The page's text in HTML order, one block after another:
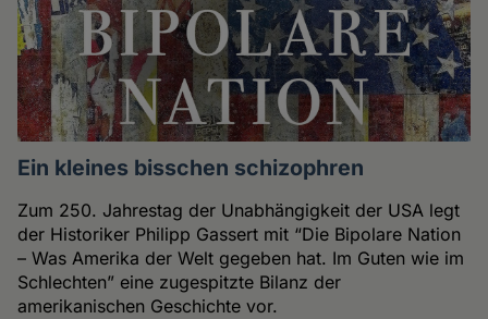
Ein kleines bisschen schizophren
Zum 250. Jahrestag der Unabhängigkeit der USA legt
der Historiker Philipp Gassert mit “Die Bipolare Nation
– Was Amerika der Welt gegeben hat. Im Guten wie im
Schlechten” eine zugespitzte Bilanz der
amerikanischen Geschichte vor.